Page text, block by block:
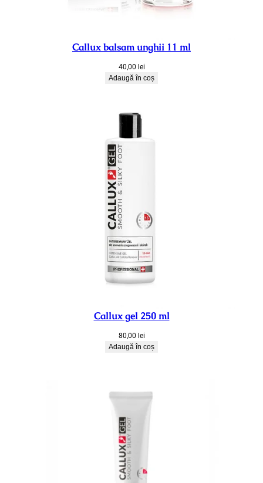
Callux balsam unghii 11 ml
40,00 lei
Adaugă în coș
Callux gel 250 ml
80,00 lei
Adaugă în coș